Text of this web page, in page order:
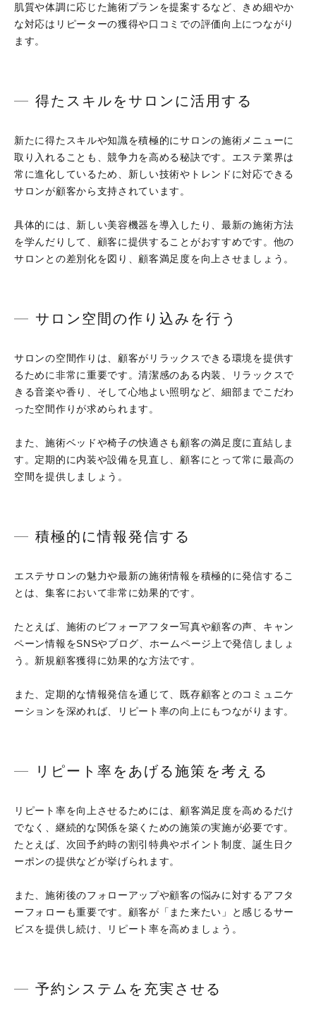
肌質や体調に応じた施術プランを提案するなど、きめ細やか
な対応はリピーターの獲得や口コミでの評価向上につながり
ます。
得たスキルをサロンに活用する
新たに得たスキルや知識を積極的にサロンの施術メニューに
取り入れることも、競争力を高める秘訣です。エステ業界は
常に進化しているため、新しい技術やトレンドに対応できる
サロンが顧客から支持されています。
具体的には、新しい美容機器を導入したり、最新の施術方法
を学んだりして、顧客に提供することがおすすめです。他の
サロンとの差別化を図り、顧客満足度を向上させましょう。
サロン空間の作り込みを行う
サロンの空間作りは、顧客がリラックスできる環境を提供す
るために非常に重要です。清潔感のある内装、リラックスで
きる音楽や香り、そして心地よい照明など、細部までこだわ
った空間作りが求められます。
また、施術ベッドや椅子の快適さも顧客の満足度に直結しま
す。定期的に内装や設備を見直し、顧客にとって常に最高の
空間を提供しましょう。
積極的に情報発信する
エステサロンの魅力や最新の施術情報を積極的に発信するこ
とは、集客において非常に効果的です。
たとえば、施術のビフォーアフター写真や顧客の声、キャン
ペーン情報をSNSやブログ、ホームページ上で発信しましょ
う。新規顧客獲得に効果的な方法です。
また、定期的な情報発信を通じて、既存顧客とのコミュニケ
ーションを深めれば、リピート率の向上にもつながります。
リピート率をあげる施策を考える
リピート率を向上させるためには、顧客満足度を高めるだけ
でなく、継続的な関係を築くための施策の実施が必要です。
たとえば、次回予約時の割引特典やポイント制度、誕生日ク
ーポンの提供などが挙げられます。
また、施術後のフォローアップや顧客の悩みに対するアフタ
ーフォローも重要です。顧客が「また来たい」と感じるサー
ビスを提供し続け、リピート率を高めましょう。
予約システムを充実させる